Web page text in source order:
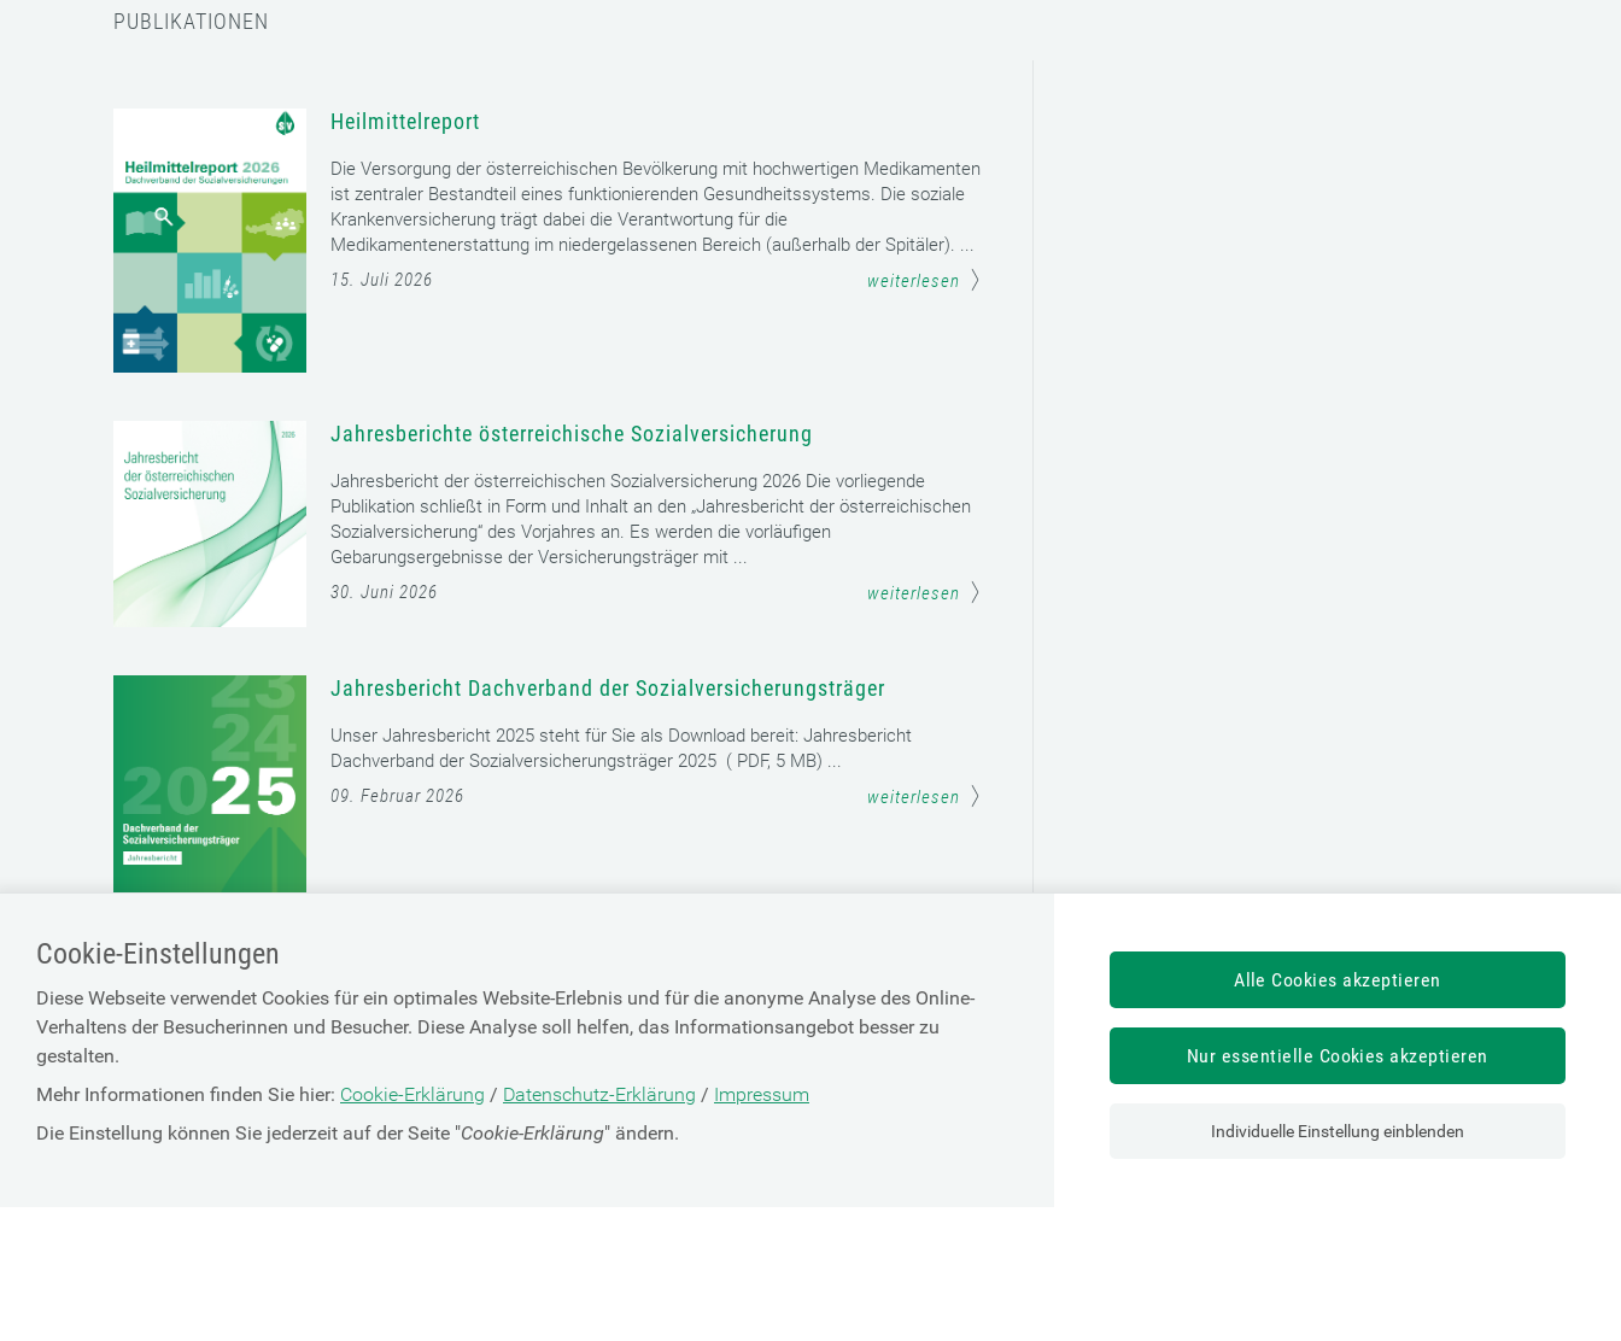
Cookie-Einstellungen
Diese Webseite verwendet Cookies für ein optimales Website-Erlebnis und für die anonyme Analyse des Online-
Verhaltens der Besucherinnen und Besucher. Diese Analyse soll helfen, das Informationsangebot besser zu
gestalten.
Mehr Informationen finden Sie hier: Cookie-Erklärung / Datenschutz-Erklärung / Impressum
Die Einstellung können Sie jederzeit auf der Seite "Cookie-Erklärung" ändern.
Alle Cookies akzeptieren
Nur essentielle Cookies akzeptieren
Individuelle Einstellung einblenden
PUBLIKATIONEN
Heilmittelreport
Die Versorgung der österreichischen Bevölkerung mit hochwertigen Medikamenten
ist zentraler Bestandteil eines funktionierenden Gesundheitssystems. Die soziale
Krankenversicherung trägt dabei die Verantwortung für die
Medikamentenerstattung im niedergelassenen Bereich (außerhalb der Spitäler). ...
15. Juli 2026
weiterlesen
Jahresberichte österreichische Sozialversicherung
Jahresbericht der österreichischen Sozialversicherung 2026 Die vorliegende
Publikation schließt in Form und Inhalt an den „Jahresbericht der österreichischen
Sozialversicherung“ des Vorjahres an. Es werden die vorläufigen
Gebarungsergebnisse der Versicherungsträger mit ...
30. Juni 2026
weiterlesen
Jahresbericht Dachverband der Sozialversicherungsträger
Unser Jahresbericht 2025 steht für Sie als Download bereit: Jahresbericht
Dachverband der Sozialversicherungsträger 2025 ( PDF, 5 MB) ...
09. Februar 2026
weiterlesen